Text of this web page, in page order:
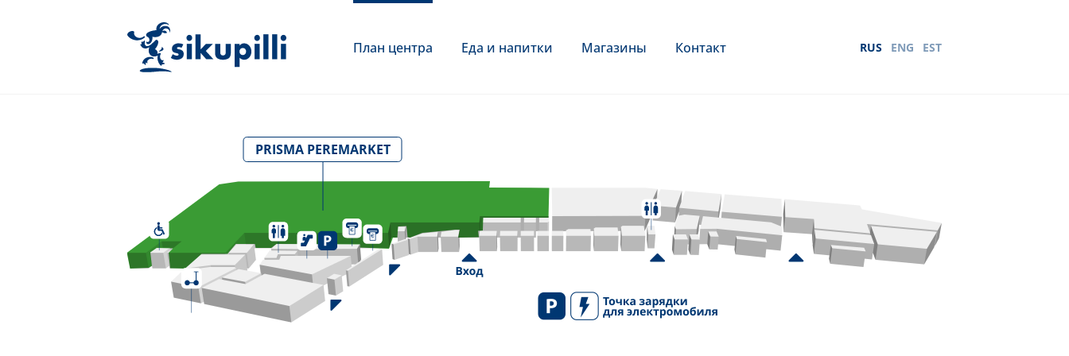
План центра Еда и напитки Магазины Контакт RUS ENG EST
PRISMA PEREMARKET